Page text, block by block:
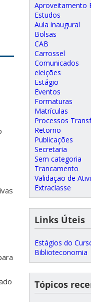
Aproveitamento
Estudos
Aula inaugural
Bolsas
CAB
Carrossel
Comunicados
eleições
Estágio
Eventos
Formaturas
Matrículas
Processos
Retorno
Publicações
Secretaria
Sem categoria
Trancamento
Validação de
Extraclasse
Links Úteis
Estágios do
Biblioteconomia
Tópicos